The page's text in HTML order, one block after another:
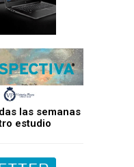
las semanas
estudio